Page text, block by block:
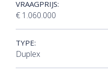
VRAAGPRIJS:
€ 1.060.000
TYPE:
Duplex